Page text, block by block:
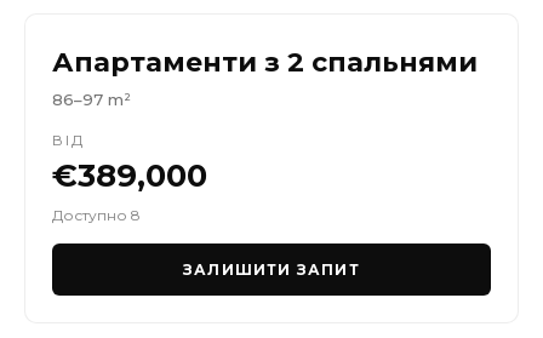
Апартаменти з 2 спальнями
86–97 m²
ВІД
€389,000
Доступно 8
ЗАЛИШИТИ ЗАПИТ